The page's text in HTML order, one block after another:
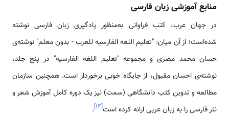
منابع آموزشی زبان فارسی
در جهان عرب، کتب فراوانی به‌منظور یادگیری زبان فارسی نوشته
شده‌است؛ از آن میان: "تعلیم اللغه الفارسیه للعرب - بدون معلم" نوشته‌ی
حسان محمد مصری و مجموعه "تعلیم اللغه الفارسیه" در پنج جلد،
نوشته‌ی احسان مقبول، از جایگاه خوبی برخوردار است. همچنین سازمان
مطالعه و تدوین کتب دانشگاهی (سمت) نیز یک دوره کامل آموزش شعر و
نثر فارسی را به زبان عربی ارائه کرده است[۱۴]
.